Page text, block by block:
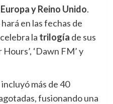
y Reino Unido.
hará en las fechas de
la trilogía de sus
‘Dawn FM’ y
más de 40
fusionando una